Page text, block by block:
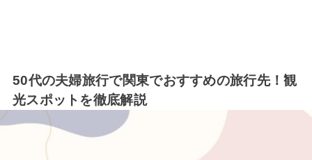
50代の夫婦旅行で関東でおすすめの旅行先！観
光スポットを徹底解説